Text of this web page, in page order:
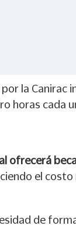
la Canirac
horas cada
ofrecerá
el
de